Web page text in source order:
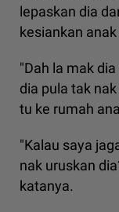
lepaskan dia
kesiankan anak
"Dah la mak
dia pula tak
tu ke rumah
"Kalau saya
nak uruskan
katanya.